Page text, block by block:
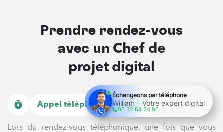
Prendre rendez-vous
avec un Chef de
projet digital
Appel téléphonique - 30 min
Lors du rendez-vous téléphonique, une fois que vous
Échangeons par téléphone
William – Votre expert digital
06 32 64 24 80